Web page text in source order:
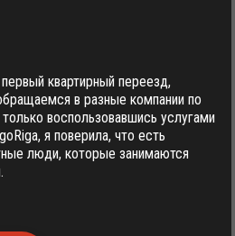
квартирный переезд,
в разные компании по
воспользовавшись услугами
я поверила, что есть
люди, которые занимаются